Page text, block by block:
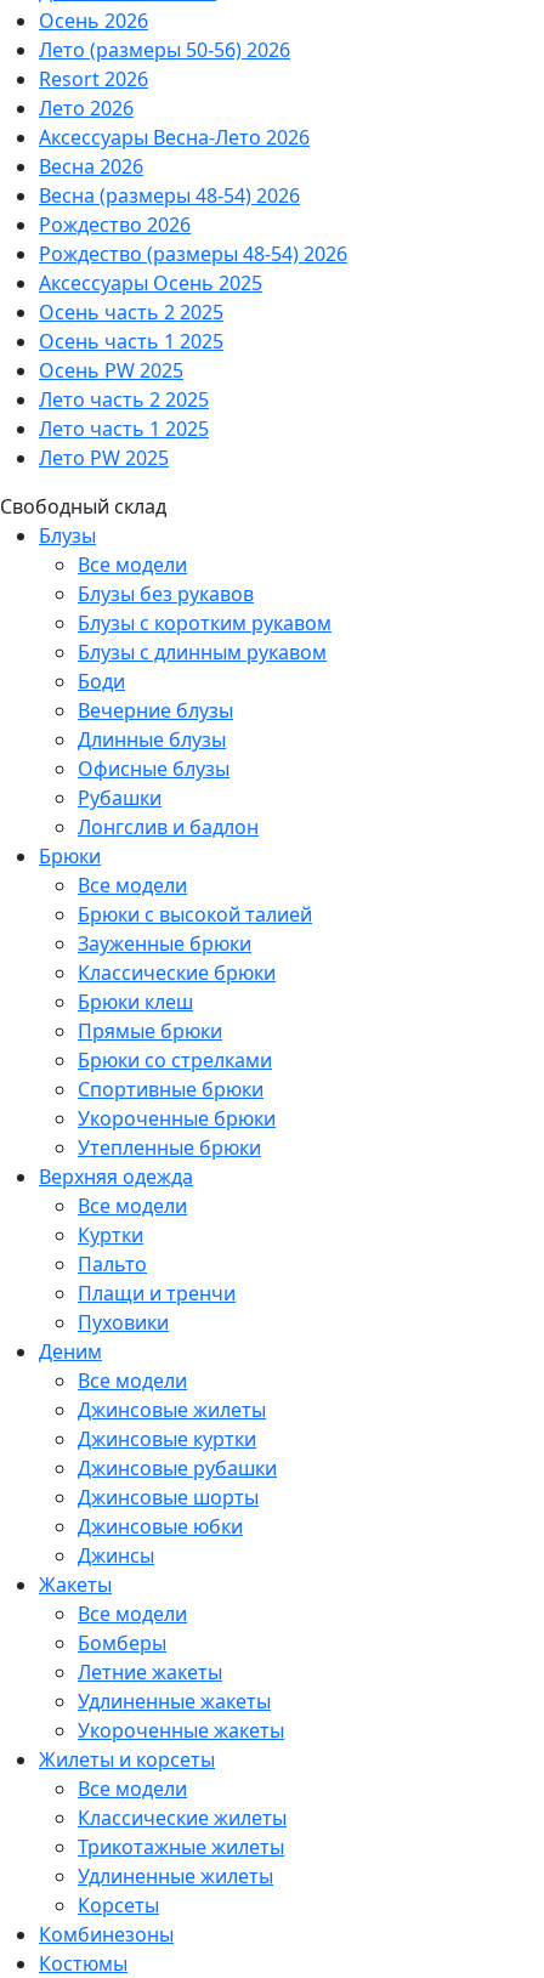
Осень 2026
Лето (размеры 50-56) 2026
Resort 2026
Лето 2026
Аксессуары Весна-Лето 2026
Весна 2026
Весна (размеры 48-54) 2026
Рождество 2026
Рождество (размеры 48-54) 2026
Аксессуары Осень 2025
Осень часть 2 2025
Осень часть 1 2025
Осень PW 2025
Лето часть 2 2025
Лето часть 1 2025
Лето PW 2025
Свободный склад
Блузы
Все модели
Блузы без рукавов
Блузы с коротким рукавом
Блузы с длинным рукавом
Боди
Вечерние блузы
Длинные блузы
Офисные блузы
Рубашки
Лонгслив и бадлон
Брюки
Все модели
Брюки с высокой талией
Зауженные брюки
Классические брюки
Брюки клеш
Прямые брюки
Брюки со стрелками
Спортивные брюки
Укороченные брюки
Утепленные брюки
Верхняя одежда
Все модели
Куртки
Пальто
Плащи и тренчи
Пуховики
Деним
Все модели
Джинсовые жилеты
Джинсовые куртки
Джинсовые рубашки
Джинсовые шорты
Джинсовые юбки
Джинсы
Жакеты
Все модели
Бомберы
Летние жакеты
Удлиненные жакеты
Укороченные жакеты
Жилеты и корсеты
Все модели
Классические жилеты
Трикотажные жилеты
Удлиненные жилеты
Корсеты
Комбинезоны
Костюмы